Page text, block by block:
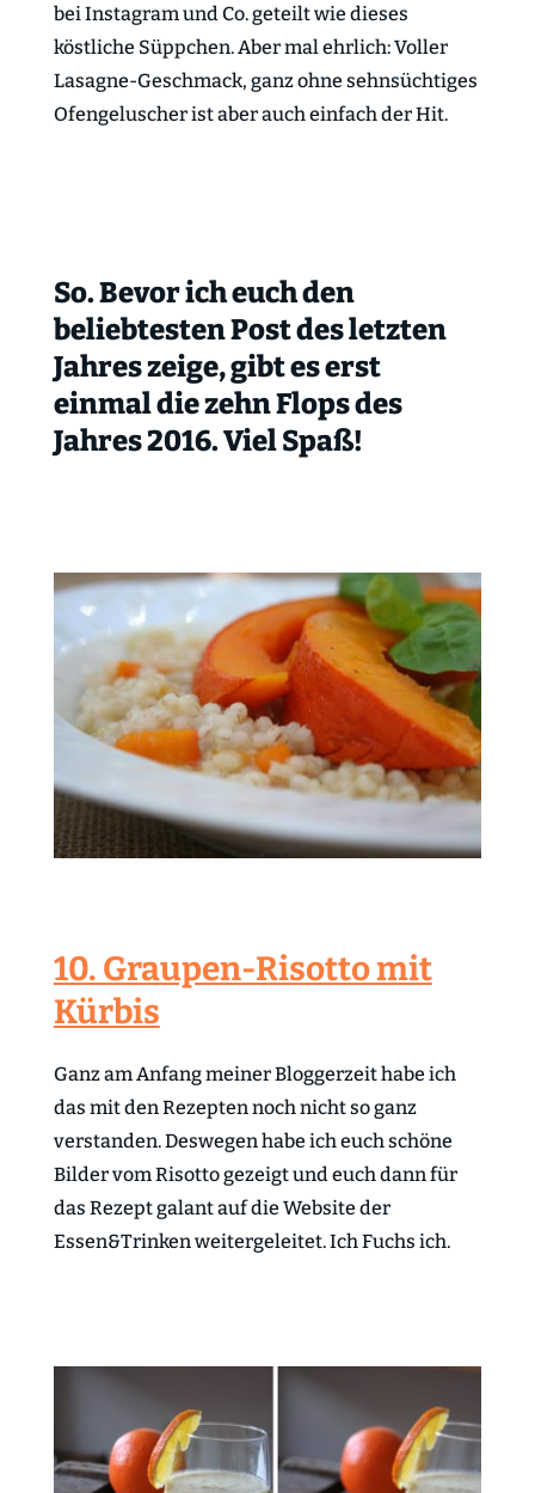
bei Instagram und Co. geteilt wie dieses
köstliche Süppchen. Aber mal ehrlich: Voller
Lasagne-Geschmack, ganz ohne sehnsüchtiges
Ofengeluscher ist aber auch einfach der Hit.
So. Bevor ich euch den
beliebtesten Post des letzten
Jahres zeige, gibt es erst
einmal die zehn Flops des
Jahres 2016. Viel Spaß!
10. Graupen-Risotto mit
Kürbis
Ganz am Anfang meiner Bloggerzeit habe ich
das mit den Rezepten noch nicht so ganz
verstanden. Deswegen habe ich euch schöne
Bilder vom Risotto gezeigt und euch dann für
das Rezept galant auf die Website der
Essen&Trinken weitergeleitet. Ich Fuchs ich.